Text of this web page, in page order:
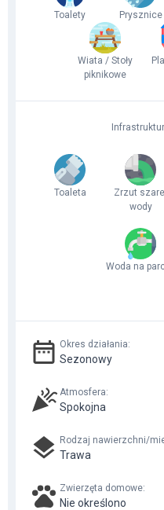
Toalety Prysznice
Wiata / Stoły
piknikowe
Toaleta
Zrzut
wody
Woda na
Okres działania:
Sezonowy
Atmosfera:
Spokojna
Rodzaj nawierzchni/
Trawa
Zwierzęta domowe:
Nie określono